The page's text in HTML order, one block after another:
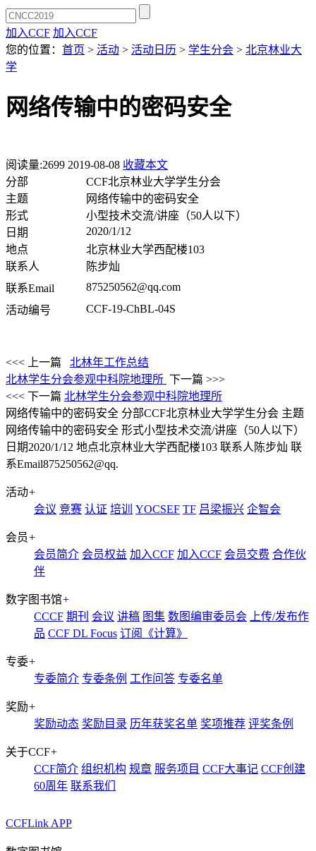
加入CCF 加入CCF
您的位置： 首页 > 活动 > 活动日历 > 学生分会 > 北京林业大
学
网络传输中的密码安全
阅读量:2699 2019-08-08 收藏本文
分部
CCF北京林业大学学生分会
主题
网络传输中的密码安全
形式
小型技术交流/讲座（50人以下）
日期
2020/1/12
地点
北京林业大学西配楼103
联系人
陈步灿
联系Email
875250562@qq.com
活动编号
CCF-19-ChBL-04S
<<< 上一篇
北林年工作总结
北林学生分会参观中科院地理所 下一篇 >>>
<<< 下一篇 北林学生分会参观中科院地理所
网络传输中的密码安全 分部CCF北京林业大学学生分会 主题
网络传输中的密码安全 形式小型技术交流/讲座（50人以下）
日期2020/1/12 地点北京林业大学西配楼103 联系人陈步灿 联
系Email875250562@qq.
活动+
会议 竞赛 认证 培训 YOCSEF TF 吕梁振兴 企智会
会员+
会员简介 会员权益 加入CCF 加入CCF 会员交费 合作伙
伴
数字图书馆+
CCCF 期刊 会议 讲稿 图集 数图编审委员会
上传/发布作
品 CCF DL Focus 订阅《计算》
专委+
专委简介 专委条例 工作问答 专委名单
奖励+
奖励动态 奖励目录 历年获奖名单 奖项推荐 评奖条例
关于CCF+
CCF简介 组织机构 规章 服务项目 CCF大事记 CCF创建
60周年 联系我们
CCFLink APP